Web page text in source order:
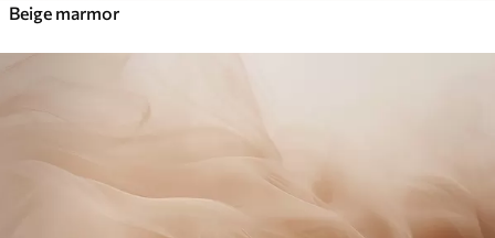
Beige marmor